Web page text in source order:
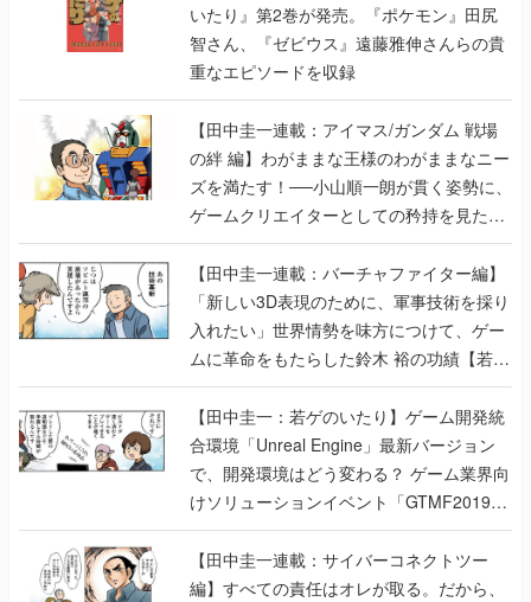
いたり』第2巻が発売。『ポケモン』田尻
智さん、『ゼビウス』遠藤雅伸さんらの貴
重なエピソードを収録
【田中圭一連載：アイマス/ガンダム 戦場
の絆 編】わがままな王様のわがままなニー
ズを満たす！──小山順一朗が貫く姿勢に、
ゲームクリエイターとしての矜持を見た
【若ゲのいたり最終回】
【田中圭一連載：バーチャファイター編】
「新しい3D表現のために、軍事技術を採り
入れたい」世界情勢を味方につけて、ゲー
ムに革命をもたらした鈴木 裕の功績【若ゲ
のいたり】
【田中圭一：若ゲのいたり】ゲーム開発統
合環境「Unreal Engine」最新バージョン
で、開発環境はどう変わる？ ゲーム業界向
けソリューションイベント「GTMF2019」
に行って、より理解を深めよう【PR】
【田中圭一連載：サイバーコネクトツー
編】すべての責任はオレが取る。だから、